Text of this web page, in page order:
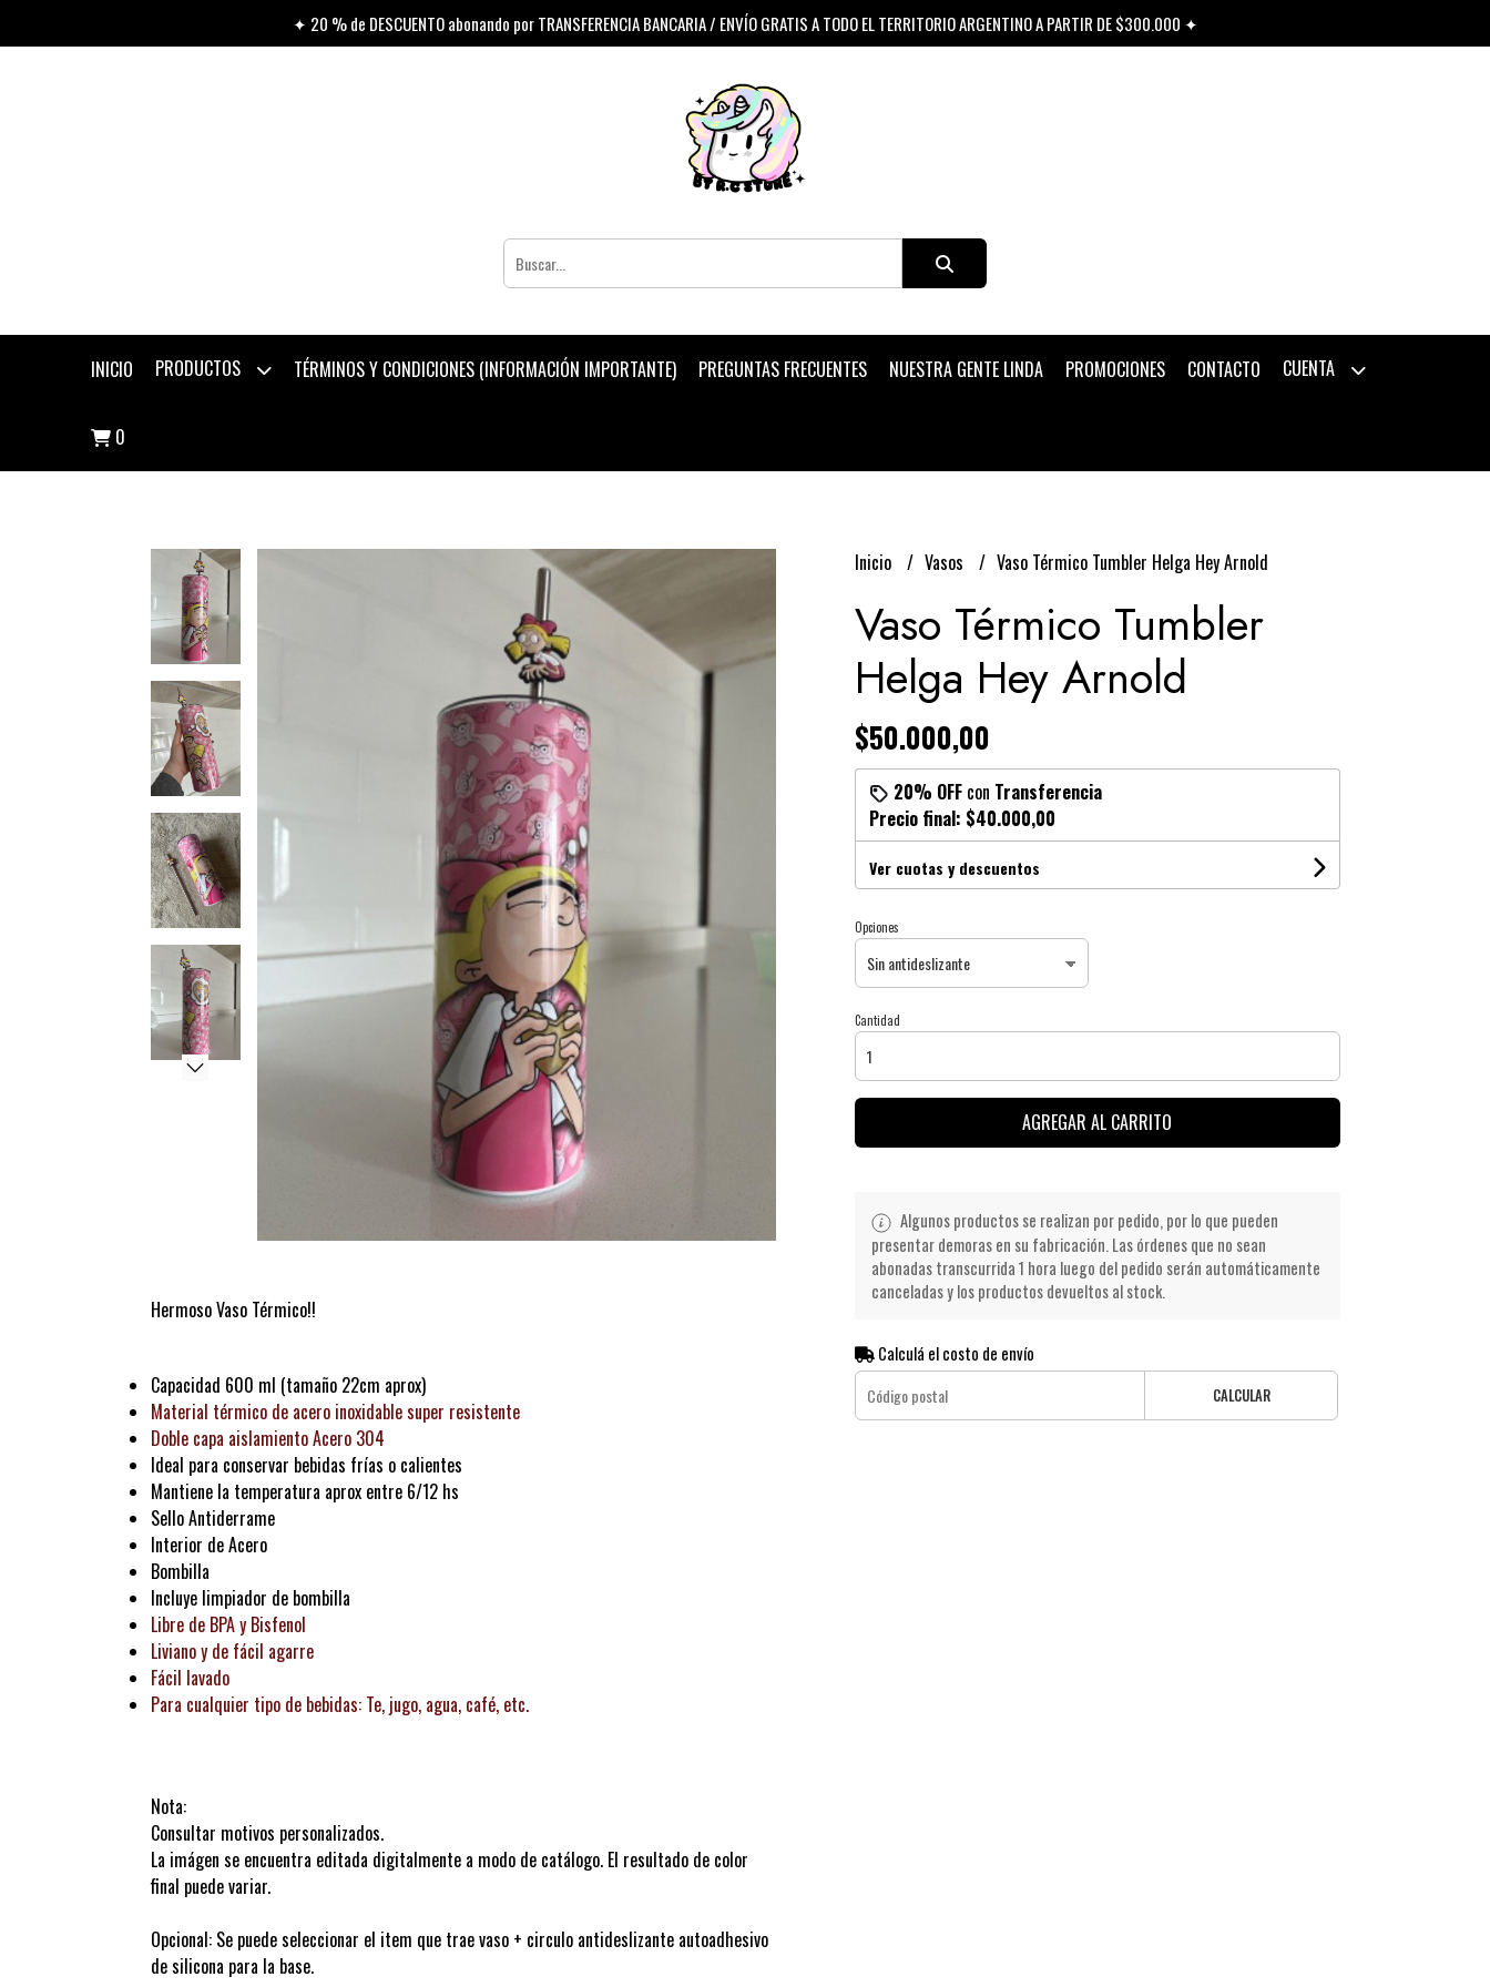
✦ 20 % de DESCUENTO abonando por TRANSFERENCIA BANCARIA / ENVÍO GRATIS A TODO EL TERRITORIO ARGENTINO A PARTIR DE $300.000 ✦
INICIO PRODUCTOS TÉRMINOS Y CONDICIONES (INFORMACIÓN IMPORTANTE) PREGUNTAS FRECUENTES NUESTRA GENTE LINDA PROMOCIONES CONTACTO CUENTA
0
Hermoso Vaso Térmico!!
Capacidad 600 ml (tamaño 22cm aprox)
Material térmico de acero inoxidable super resistente
Doble capa aislamiento Acero 304
Ideal para conservar bebidas frías o calientes
Mantiene la temperatura aprox entre 6/12 hs
Sello Antiderrame
Interior de Acero
Bombilla
Incluye limpiador de bombilla
Libre de BPA y Bisfenol
Liviano y de fácil agarre
Fácil lavado
Para cualquier tipo de bebidas: Te, jugo, agua, café, etc.
Nota:
Consultar motivos personalizados.
La imágen se encuentra editada digitalmente a modo de catálogo. El resultado de color
final puede variar.
Opcional: Se puede seleccionar el item que trae vaso + circulo antideslizante autoadhesivo
de silicona para la base.
Inicio Vasos Vaso Térmico Tumbler Helga Hey Arnold
Vaso Térmico Tumbler
Helga Hey Arnold
$50.000,00
20% OFFcon Transferencia
Precio final: $40.000,00
Ver cuotas y descuentos
Opciones
Cantidad
AGREGAR AL CARRITO
Algunos productos se realizan por pedido, por lo que pueden
presentar demoras en su fabricación. Las órdenes que no sean
abonadas transcurrida 1 hora luego del pedido serán automáticamente
canceladas y los productos devueltos al stock.
Calculá el costo de envío
CALCULAR